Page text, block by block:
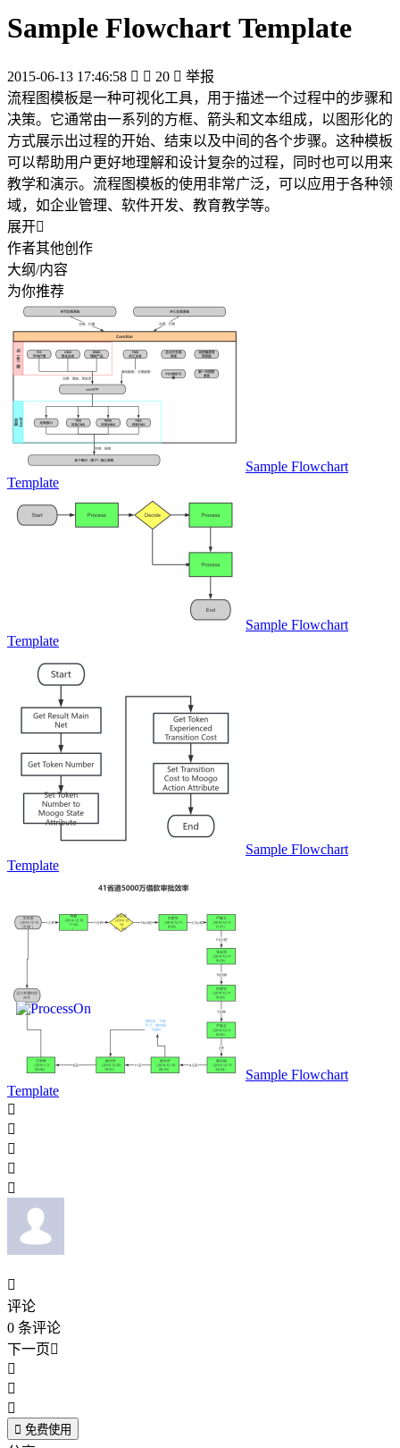
Sample Flowchart Template
2015-06-13 17:46:58   20  举报
流程图模板是一种可视化工具，用于描述一个过程中的步骤和
决策。它通常由一系列的方框、箭头和文本组成，以图形化的
方式展示出过程的开始、结束以及中间的各个步骤。这种模板
可以帮助用户更好地理解和设计复杂的过程，同时也可以用来
教学和演示。流程图模板的使用非常广泛，可以应用于各种领
域，如企业管理、软件开发、教育教学等。
展开
作者其他创作
大纲/内容
为你推荐
Sample Flowchart
Template
Sample Flowchart
Template
Sample Flowchart
Template
Sample Flowchart
Template






评论
0 条评论
下一页



 免费使用